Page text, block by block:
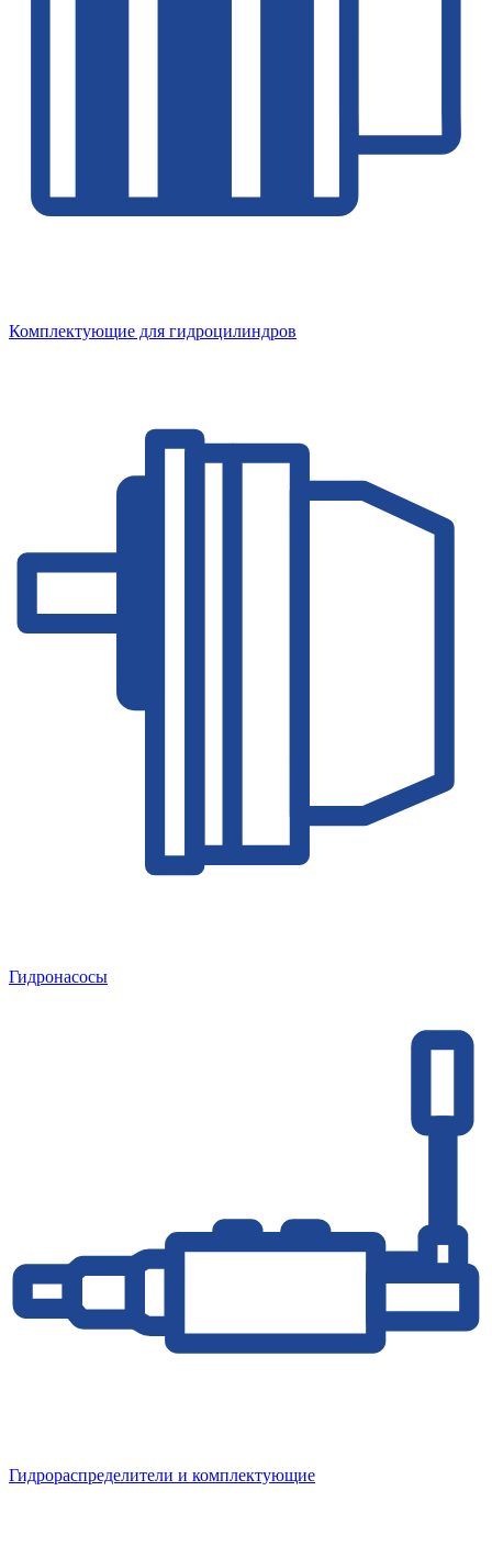
Комплектующие для гидроцилиндров
Гидронасосы
Гидрораспределители и комплектующие